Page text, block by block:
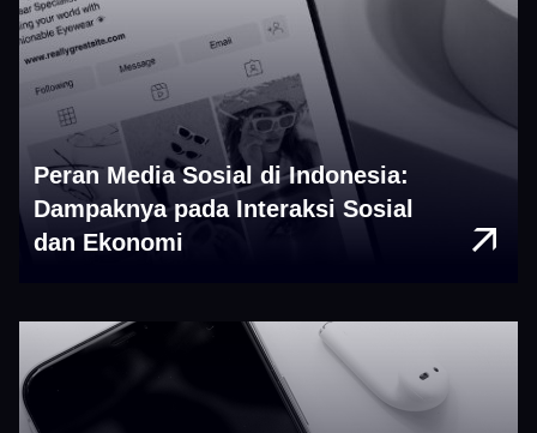
Peran Media Sosial di Indonesia:
Dampaknya pada Interaksi Sosial
dan Ekonomi